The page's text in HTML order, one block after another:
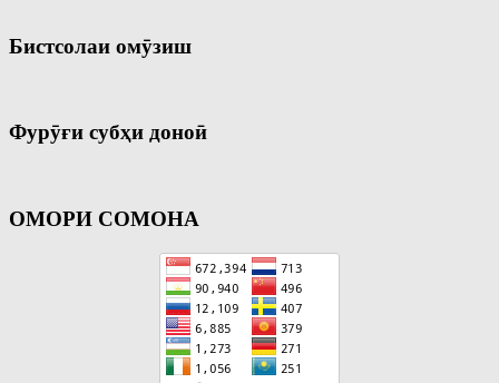
Бистсолаи омӯзиш
Фурӯғи субҳи доноӣ
ОМОРИ СОМОНА